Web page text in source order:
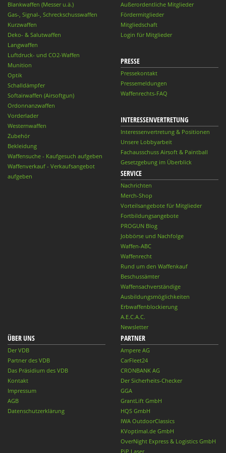
Blankwaffen (Messer u.ä.)
Gas-, Signal-, Schreckschusswaffen
Kurzwaffen
Deko- & Salutwaffen
Langwaffen
Luftdruck- und CO2-Waffen
Munition
Optik
Schalldämpfer
Softairwaffen (Airsoftgun)
Ordonnanzwaffen
Vorderlader
Westernwaffen
Zubehör
Bekleidung
Waffensuche - Kaufgesuch aufgeben
Waffenverkauf - Verkaufsangebot
aufgeben
Außerordentliche Mitglieder
Fördermitglieder
Mitgliedschaft
Login für Mitglieder
PRESSE
Pressekontakt
Pressemeldungen
Waffenrechts-FAQ
INTERESSENVERTRETUNG
Interessenvertretung & Positionen
Unsere Lobbyarbeit
Fachausschuss Airsoft & Paintball
Gesetzgebung im Überblick
SERVICE
Nachrichten
Merch-Shop
Vorteilsangebote für Mitglieder
Fortbildungsangebote
PROGUN Blog
Jobbörse und Nachfolge
Waffen-ABC
Waffenrecht
Rund um den Waffenkauf
Beschussämter
Waffensachverständige
Ausbildungsmöglichkeiten
Erbwaffenblockierung
A.E.C.A.C.
Newsletter
ÜBER UNS
Der VDB
Partner des VDB
Das Präsidium des VDB
Kontakt
Impressum
AGB
Datenschutzerklärung
PARTNER
Ampere AG
CarFleet24
CRONBANK AG
Der Sicherheits-Checker
GGA
GrantLift GmbH
HQS GmbH
IWA OutdoorClassics
KVoptimal.de GmbH
OverNight Express & Logistics GmbH
PiP Laser